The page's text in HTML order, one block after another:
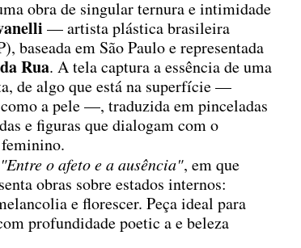
obra de singular ternura e intimidade
— artista plástica brasileira
baseada em São Paulo e representada
Rua. A tela captura a essência de uma
de algo que está na superfície —
a pele —, traduzida em pinceladas
e figuras que dialogam com o
"Entre o afeto e a ausência", em que
obras sobre estados internos:
e florescer. Peça ideal para
profundidade poetic a e beleza